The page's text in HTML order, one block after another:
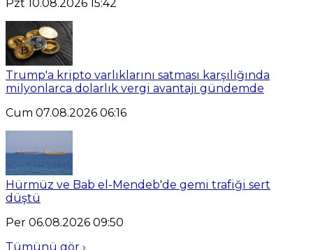
Pzt 10.08.2026 15:42
Trump'a kripto varlıklarını satması karşılığında
milyonlarca dolarlık vergi avantajı gündemde
Cum 07.08.2026 06:16
Hürmüz ve Bab el-Mendeb'de gemi trafiği sert
düştü
Per 06.08.2026 09:50
Tümünü gör ›